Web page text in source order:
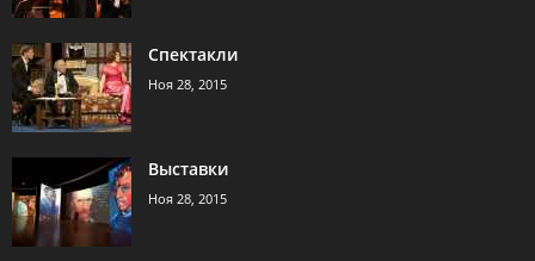
Спектакли
Ноя 28, 2015
Выставки
Ноя 28, 2015